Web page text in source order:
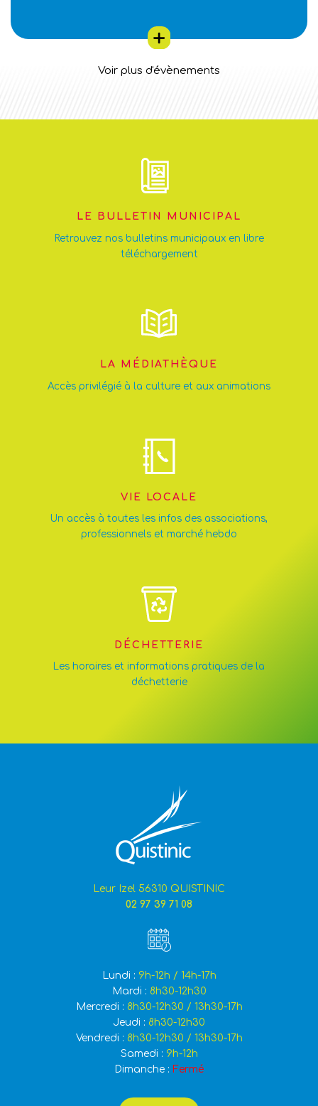
Voir plus d'évènements
LE BULLETIN MUNICIPAL
Retrouvez nos bulletins municipaux en libre
téléchargement
LA MÉDIATHÈQUE
Accès privilégié à la culture et aux animations
VIE LOCALE
Un accès à toutes les infos des associations,
professionnels et marché hebdo
DÉCHETTERIE
Les horaires et informations pratiques de la
déchetterie
Leur Izel 56310 QUISTINIC
02 97 39 71 08
Lundi : 9h-12h / 14h-17h
Mardi : 8h30-12h30
Mercredi : 8h30-12h30 / 13h30-17h
Jeudi : 8h30-12h30
Vendredi : 8h30-12h30 / 13h30-17h
Samedi : 9h-12h
Dimanche : Fermé